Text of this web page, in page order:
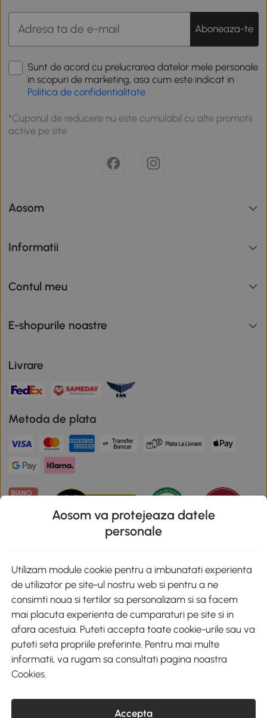
Aboneaza-te
Sunt de acord cu prelucrarea datelor mele personale
in scopuri de marketing, asa cum este indicat in
Politica de confidentialitate
*Cuponul de reducere nu este cumulabil cu alte promotii
active pe site
Aosom
Informatii
Contul meu
E-shopurile noastre
Livrare
Metoda de plata
Descarca aplicatia Aosom
Google Play
+40 312294730 clienti@aosom.ro
Romania, Bucureşti Sectorul 2, Str. Barbu Paris Mumuleanu, Nr. 30-
CUI: 49266464
COD CAEN: 4755
Aosom va protejeaza datele
personale
Utilizam module cookie pentru a imbunatati experienta
de utilizator pe site-ul nostru web si pentru a ne
consimti noua si tertilor sa personalizam si sa facem
mai placuta experienta de cumparaturi pe site si in
afara acestuia. Puteti accepta toate cookie-urile sau va
puteti seta propriile preferinte. Pentru mai multe
informatii, va rugam sa consultati pagina noastra
Cookies.
Accepta